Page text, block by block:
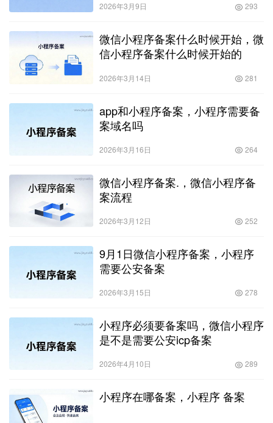
2026年3月9日 293
微信小程序备案什么时候开始，微
信小程序备案什么时候开始的
2026年3月14日 281
app和小程序备案，小程序需要备
案域名吗
2026年3月16日 264
微信小程序备案.，微信小程序备
案流程
2026年3月12日 252
9月1日微信小程序备案，小程序
需要公安备案
2026年3月15日 278
小程序必须要备案吗，微信小程序
是不是需要公安icp备案
2026年4月10日 289
小程序在哪备案，小程序 备案